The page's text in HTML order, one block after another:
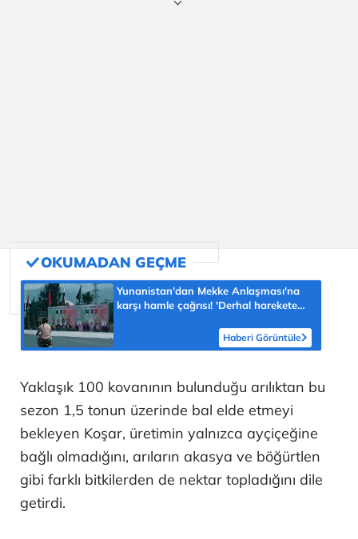
Yunanistan'dan Mekke Anlaşması'na
karşı hamle çağrısı! 'Derhal harekete
Haberi Görüntüle
Yaklaşık 100 kovanının bulunduğu arılıktan bu
sezon 1,5 tonun üzerinde bal elde etmeyi
bekleyen Koşar, üretimin yalnızca ayçiçeğine
bağlı olmadığını, arıların akasya ve böğürtlen
gibi farklı bitkilerden de nektar topladığını dile
getirdi.